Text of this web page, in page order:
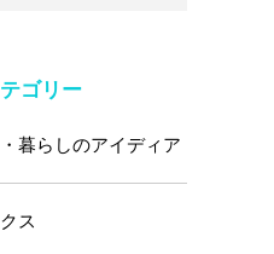
ゴリー
暮らしのアイディア
ス